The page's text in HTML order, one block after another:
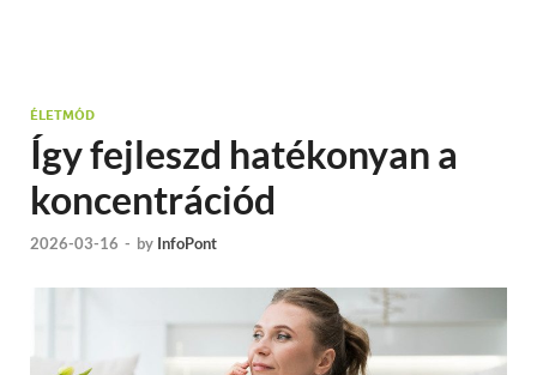
ÉLETMÓD
Így fejleszd hatékonyan a
koncentrációd
2026-03-16 - by InfoPont